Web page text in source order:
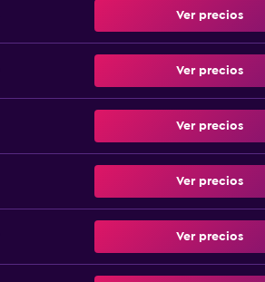
Ver precios
Ver precios
Ver precios
Ver precios
Ver precios